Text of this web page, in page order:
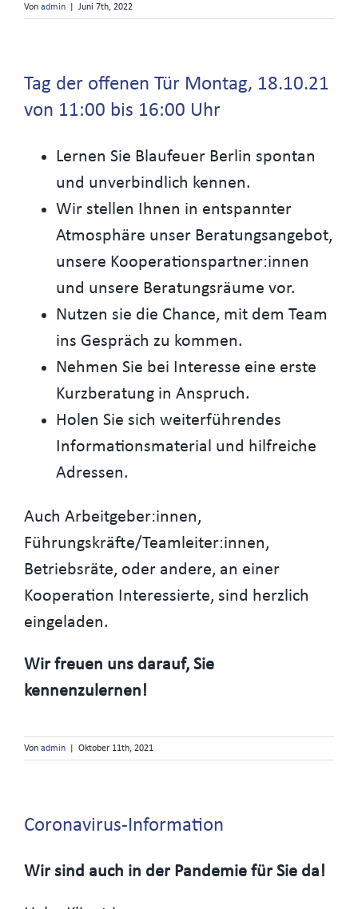
Von admin Juni 7th, 2022
Tag der offenen Tür Montag, 18.10.21
von 11:00 bis 16:00 Uhr
Lernen Sie Blaufeuer Berlin spontan
und unverbindlich kennen.
Wir stellen Ihnen in entspannter
Atmosphäre unser Beratungsangebot,
unsere Kooperationspartner:innen
und unsere Beratungsräume vor.
Nutzen sie die Chance, mit dem Team
ins Gespräch zu kommen.
Nehmen Sie bei Interesse eine erste
Kurzberatung in Anspruch.
Holen Sie sich weiterführendes
Informationsmaterial und hilfreiche
Adressen.
Auch Arbeitgeber:innen,
Führungskräfte/Teamleiter:innen,
Betriebsräte, oder andere, an einer
Kooperation Interessierte, sind herzlich
eingeladen.
Wir freuen uns darauf, Sie
kennenzulernen!
Von admin Oktober 11th, 2021
Coronavirus-Information
Wir sind auch in der Pandemie für Sie da!